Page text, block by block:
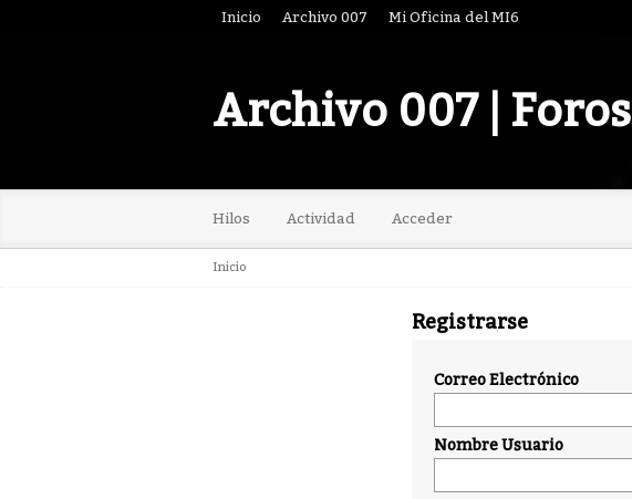
Inicio Archivo 007 Mi Oficina del MI6
Archivo 007 | Foros
Hilos Actividad Acceder
Inicio
Registrarse
Correo Electrónico
Nombre Usuario